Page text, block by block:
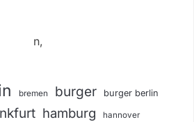
n,
bremen burger burger berlin
hamburg hannover